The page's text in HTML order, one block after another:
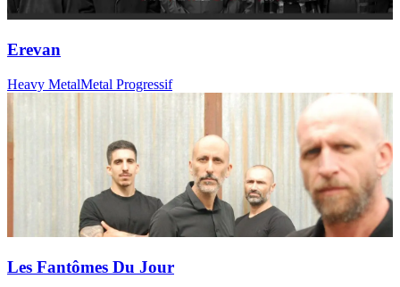
Erevan
Heavy MetalMetal Progressif
Les Fantômes Du Jour